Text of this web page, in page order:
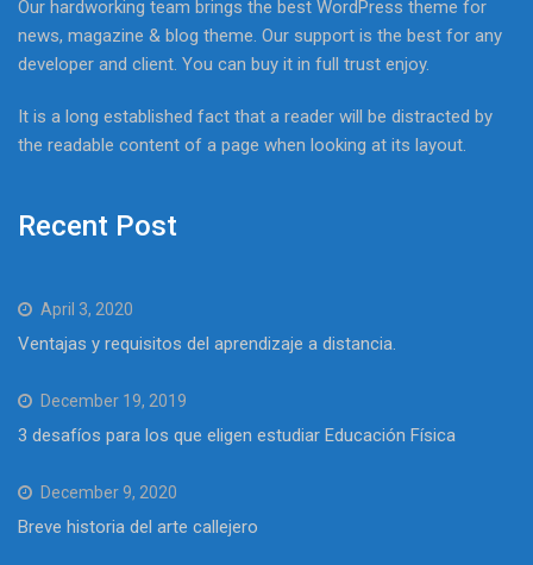
Our hardworking team brings the best WordPress theme for
news, magazine & blog theme. Our support is the best for any
developer and client. You can buy it in full trust enjoy.
It is a long established fact that a reader will be distracted by
the readable content of a page when looking at its layout.
Recent Post
April 3, 2020
Ventajas y requisitos del aprendizaje a distancia.
December 19, 2019
3 desafíos para los que eligen estudiar Educación Física
December 9, 2020
Breve historia del arte callejero